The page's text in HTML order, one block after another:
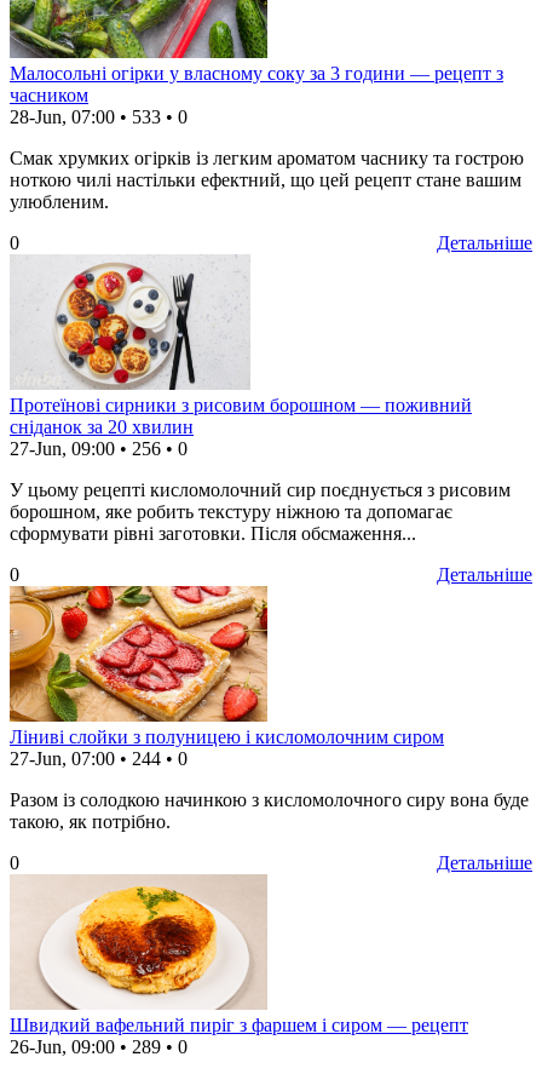
Малосольні огірки у власному соку за 3 години — рецепт з
часником
28-Jun, 07:00 • 533 • 0
Смак хрумких огірків із легким ароматом часнику та гострою
ноткою чилі настільки ефектний, що цей рецепт стане вашим
улюбленим.
Детальніше
0
Протеїнові сирники з рисовим борошном — поживний
сніданок за 20 хвилин
27-Jun, 09:00 • 256 • 0
У цьому рецепті кисломолочний сир поєднується з рисовим
борошном, яке робить текстуру ніжною та допомагає
сформувати рівні заготовки. Після обсмаження...
Детальніше
0
Ліниві слойки з полуницею і кисломолочним сиром
27-Jun, 07:00 • 244 • 0
Разом із солодкою начинкою з кисломолочного сиру вона буде
такою, як потрібно.
Детальніше
0
Швидкий вафельний пиріг з фаршем і сиром — рецепт
26-Jun, 09:00 • 289 • 0